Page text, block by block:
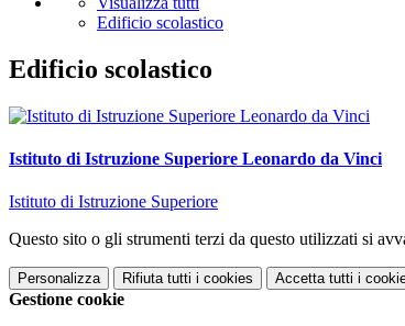
Edificio scolastico
Edificio scolastico
Istituto di Istruzione Superiore Leonardo da Vinci
Istituto di Istruzione Superiore
Questo sito o gli strumenti terzi da questo utilizzati si
Personalizza Rifiuta tutti i cookies Accetta tutti i
Gestione cookie